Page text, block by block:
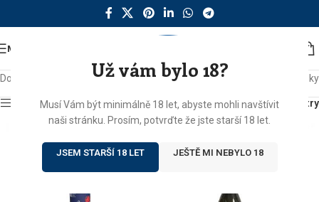
Už vám bylo 18?
Musí Vám být minimálně 18 let, abyste mohli navštívit
naši stránku. Prosím, potvrďte že jste starší 18 let.
JSEM STARŠÍ 18 LET JEŠTĚ MI NEBYLO 18
MENU
Domů Produkty se štítkem „MFF“ Zobrazeny 2 výsledky
Zobrazit sidebar Filtry